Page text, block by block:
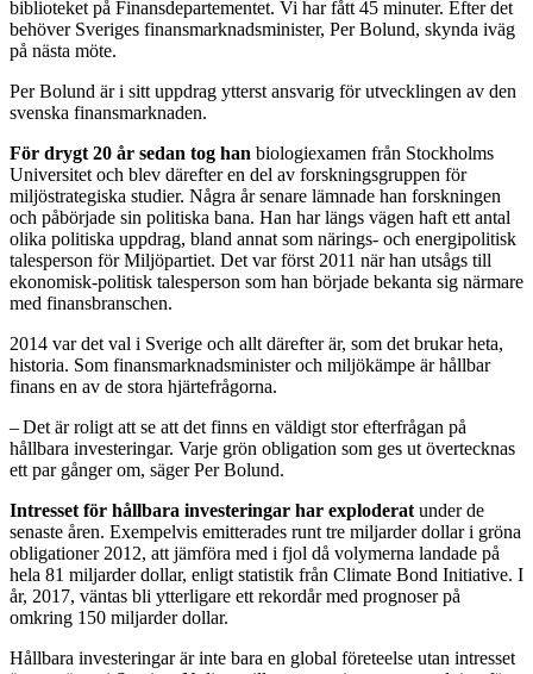
biblioteket på Finansdepartementet. Vi har fått 45 minuter. Efter det
behöver Sveriges finansmarknadsminister, Per Bolund, skynda iväg
på nästa möte.
Per Bolund är i sitt uppdrag ytterst ansvarig för utvecklingen av den
svenska finansmarknaden.
För drygt 20 år sedan tog han ­biologiexamen från Stockholms
Universitet och blev därefter en del av forskningsgruppen för
miljöstrategiska studier. Några år senare lämnade han forskningen
och påbörjade sin politiska bana. Han har längs vägen haft ett antal
olika politiska uppdrag, bland annat som närings- och energi­politisk
talesperson för Miljöpartiet. Det var först 2011 när han utsågs till
ekonomisk-politisk talesperson som han började bekanta sig närmare
med finansbranschen.
2014 var det val i Sverige och allt därefter är, som det brukar heta,
historia. Som finansmarknadsminister och miljökämpe är hållbar
finans en av de stora hjärte­frågorna.
– Det är roligt att se att det finns en väldigt stor efterfrågan på
hållbara investeringar. Varje grön obligation som ges ut övertecknas
ett par gånger om, säger Per Bolund.
Intresset för hållbara investeringar har exploderat under de
senaste åren. Exempelvis ­emitterades runt tre miljarder dollar i gröna
obligationer 2012, att jämföra med i fjol då volymerna landade på
hela 81 miljarder dollar, enligt statistik från Climate Bond Initiative. I
år, 2017, väntas bli ytterligare ett rekordår med prognoser på
omkring 150 miljarder dollar.
Hållbara investeringar är inte bara en global företeelse utan intresset